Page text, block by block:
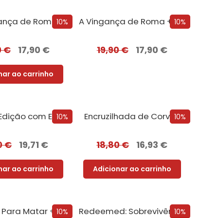
10%
de Roma
€ 17,90 €
ao carrinho
10%
A Vingança de Roma + Oferta Flechas de Fúria
19,90€ 17,90 €
10%
Ruckus – Edição com EDGES
€ 19,71 €
ao carrinho
10%
Encruzilhada de Corvos
18,80€ 16,93 €
Adicionar ao carrinho
10%
Potencial Para Matar + Oferta Pacto Mortal 10%
Redeemed: Sobrevivência e Redenção